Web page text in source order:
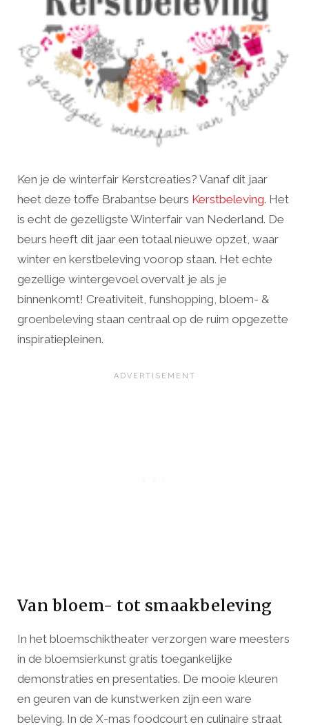
Ken je de winterfair Kerstcreaties? Vanaf dit jaar
heet deze toffe Brabantse beurs Kerstbeleving. Het
is echt de gezelligste Winterfair van Nederland. De
beurs heeft dit jaar een totaal nieuwe opzet, waar
winter en kerstbeleving voorop staan. Het echte
gezellige wintergevoel overvalt je als je
binnenkomt! Creativiteit, funshopping, bloem- &
groenbeleving staan centraal op de ruim opgezette
inspiratiepleinen.
Van bloem- tot smaakbeleving
In het bloemschiktheater verzorgen ware meesters
in de bloemsierkunst gratis toegankelijke
demonstraties en presentaties. De mooie kleuren
en geuren van de kunstwerken zijn een ware
beleving. In de X-mas foodcourt en culinaire straat